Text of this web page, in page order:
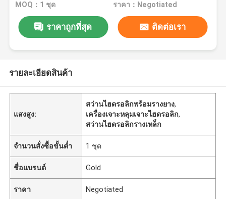
MOQ：1 ชุด ราคา：Negotiated
ราคาถูกที่สุด ติดต่อเรา
รายละเอียดสินค้า
แสงสูง:
สว่านไฮดรอลิกพร้อมรางยาง,
เครื่องเจาะหลุมเจาะไฮดรอลิก,
สว่านไฮดรอลิกรางเหล็ก
จำนวนสั่งซื้อขั้นต่ำ 1 ชุด
ชื่อแบรนด์ Gold
ราคา Negotiated